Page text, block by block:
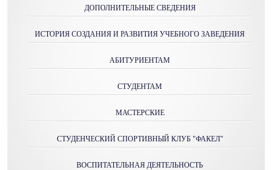
ДОПОЛНИТЕЛЬНЫЕ СВЕДЕНИЯ
ИСТОРИЯ СОЗДАНИЯ И РАЗВИТИЯ УЧЕБНОГО ЗАВЕДЕНИЯ
АБИТУРИЕНТАМ
СТУДЕНТАМ
МАСТЕРСКИE
СТУДЕНЧЕСКИЙ СПОРТИВНЫЙ КЛУБ "ФАКЕЛ"
ВОСПИТАТЕЛЬНАЯ ДЕЯТЕЛЬНОСТЬ